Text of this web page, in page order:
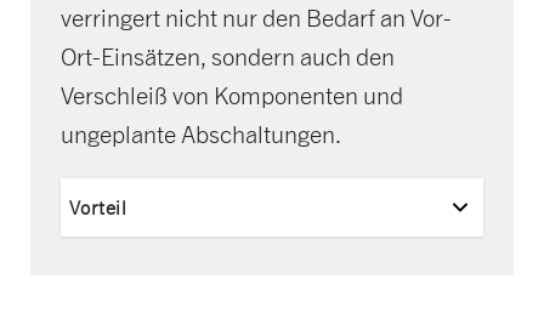
verringert nicht nur den Bedarf an Vor-
Ort-Einsätzen, sondern auch den
Verschleiß von Komponenten und
ungeplante Abschaltungen.
Vorteil